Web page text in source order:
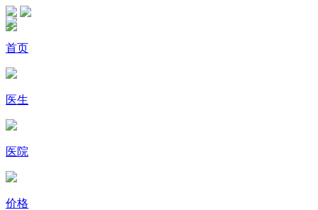
首页
医生
医院
价格